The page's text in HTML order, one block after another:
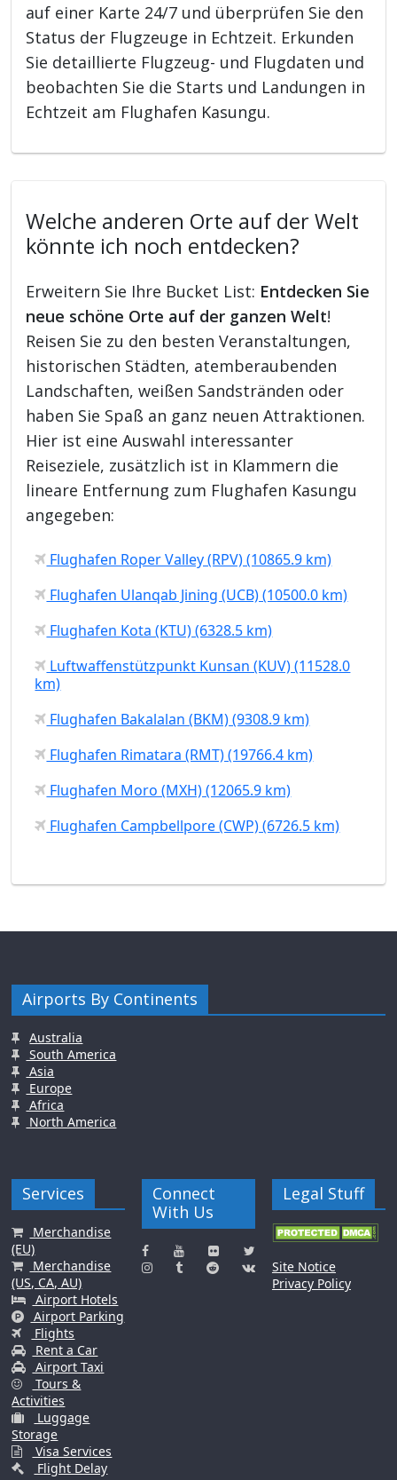
auf einer Karte 24/7 und überprüfen Sie den
Status der Flugzeuge in Echtzeit. Erkunden
Sie detaillierte Flugzeug- und Flugdaten und
beobachten Sie die Starts und Landungen in
Echtzeit am Flughafen Kasungu.
Welche anderen Orte auf der Welt
könnte ich noch entdecken?
Erweitern Sie Ihre Bucket List: Entdecken Sie
neue schöne Orte auf der ganzen Welt!
Reisen Sie zu den besten Veranstaltungen,
historischen Städten, atemberaubenden
Landschaften, weißen Sandstränden oder
haben Sie Spaß an ganz neuen Attraktionen.
Hier ist eine Auswahl interessanter
Reiseziele, zusätzlich ist in Klammern die
lineare Entfernung zum Flughafen Kasungu
angegeben:
Flughafen Roper Valley (RPV) (10865.9 km)
Flughafen Ulanqab Jining (UCB) (10500.0 km)
Flughafen Kota (KTU) (6328.5 km)
Luftwaffenstützpunkt Kunsan (KUV) (11528.0
km)
Flughafen Bakalalan (BKM) (9308.9 km)
Flughafen Rimatara (RMT) (19766.4 km)
Flughafen Moro (MXH) (12065.9 km)
Flughafen Campbellpore (CWP) (6726.5 km)
Airports By Continents
Australia
South America
Asia
Europe
Africa
North America
Services
Merchandise
(EU)
Merchandise
(US, CA, AU)
Airport Hotels
Airport Parking
Flights
Rent a Car
Airport Taxi
Tours &
Activities
Luggage
Storage
Visa Services
Flight Delay
Connect
With Us
Legal Stuff
Site Notice
Privacy Policy